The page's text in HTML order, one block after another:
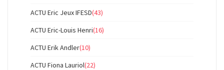
ACTU Eric Jeux IFESD(43)
ACTU Eric-Louis Henri(16)
ACTU Erik Andler(10)
ACTU Fiona Lauriol(22)